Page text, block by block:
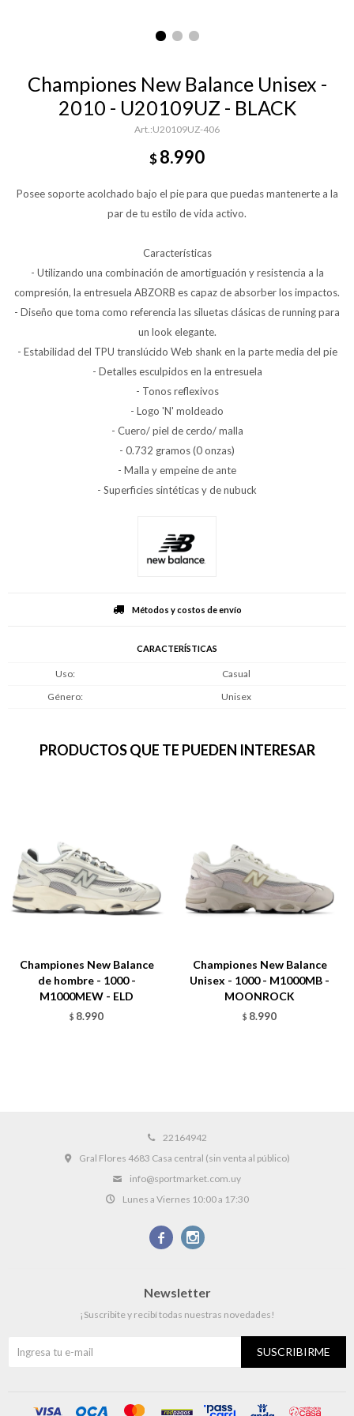
Championes New Balance Unisex -
2010 - U20109UZ - BLACK
U20109UZ-406
$8.990
Posee soporte acolchado bajo el pie para que puedas mantenerte a la
par de tu estilo de vida activo.
Características
- Utilizando una combinación de amortiguación y resistencia a la
compresión, la entresuela ABZORB es capaz de absorber los impactos.
- Diseño que toma como referencia las siluetas clásicas de running para
un look elegante.
- Estabilidad del TPU translúcido Web shank en la parte media del pie
- Detalles esculpidos en la entresuela
- Tonos reflexivos
- Logo 'N' moldeado
- Cuero/ piel de cerdo/ malla
- 0.732 gramos (0 onzas)
- Malla y empeine de ante
- Superficies sintéticas y de nubuck
Métodos y costos de envío
CARACTERÍSTICAS
Uso
Casual
Género
Unisex
PRODUCTOS QUE TE PUEDEN INTERESAR
Championes New Balance
de hombre - 1000 -
M1000MEW - ELD
$ 8.990
Championes New Balance
Unisex - 1000 - M1000MB -
MOONROCK
$ 8.990
22164942
Gral Flores 4683 Casa central (sin venta al público)
info@sportmarket.com.uy
Lunes a Viernes 10:00 a 17:30
 
Newsletter
¡Suscribite y recibí todas nuestras novedades!
SUSCRIBIRME